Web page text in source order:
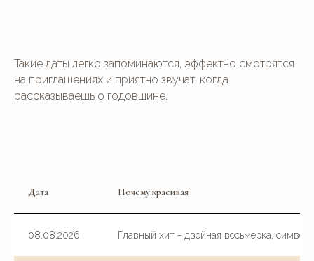
Такие даты легко запоминаются, эффектно смотрятся
на приглашениях и приятно звучат, когда
рассказываешь о годовщине.
Дата Почему красивая
08.08.2026 Главный хит - двойная восьмерка, символ